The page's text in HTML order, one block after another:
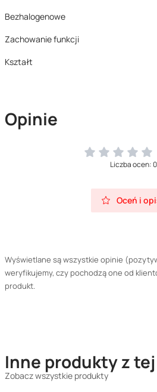
Bezhalogenowe
Zachowanie funkcji
Kształt
Opinie
Liczba ocen: 0
Oceń i
Wyświetlane są wszystkie opinie
weryfikujemy, czy pochodzą one od
produkt.
Inne produkty z
Zobacz wszystkie produkty